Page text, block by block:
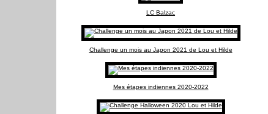
LC Balzac
Challenge un mois au Japon 2021 de Lou et Hilde
Mes étapes indiennes 2020-2022